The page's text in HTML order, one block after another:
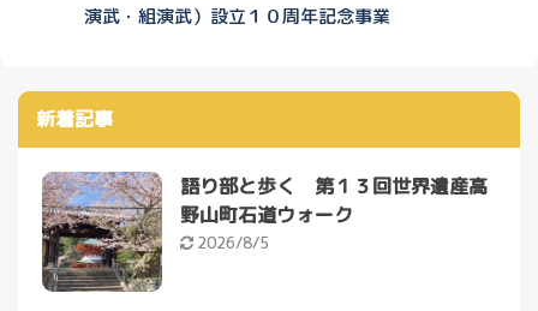
演武・組演武）設立１０周年記念事業
新着記事
語り部と歩く 第１３回世界遺産高
野山町石道ウォーク
2026/8/5